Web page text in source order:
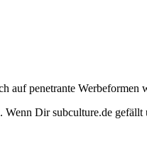
auf penetrante Werbeformen
Dir subculture.de